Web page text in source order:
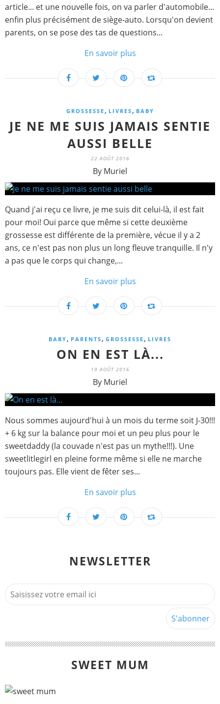
article... et une nouvelle fois, on va parler d'automobile...
enfin plus précisément de siège-auto. Lorsqu'on devient
parents, on se pose des tas de questions...
En savoir plus
GROSSESSE , LIVRES , BABY
JE NE ME SUIS JAMAIS SENTIE
AUSSI BELLE
22 AOÛT 2016
By Muriel
Quand j'ai reçu ce livre, je me suis dit celui-là, il est fait
pour moi! Oui parce que même si cette deuxième
grossesse est différente de la première, vécue il y a 2
ans, ce n'est pas non plus un long fleuve tranquille. Il n'y
a pas que le corps qui change,...
En savoir plus
BABY , PARENTS , GROSSESSE , LIVRES
ON EN EST LÀ...
19 AOÛT 2016
By Muriel
Nous sommes aujourd'hui à un mois du terme soit J-30!!!
+ 6 kg sur la balance pour moi et un peu plus pour le
sweetdaddy (la couvade n'est pas un mythe!!!). Une
sweetlitlegirl en pleine forme même si elle ne marche
toujours pas. Elle vient de fêter ses...
En savoir plus
NEWSLETTER
SWEET MUM